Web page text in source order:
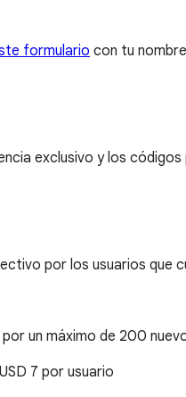
formulario con tu
exclusivo y los
por los usuarios que
un máximo de 200
USD 7 por usuario